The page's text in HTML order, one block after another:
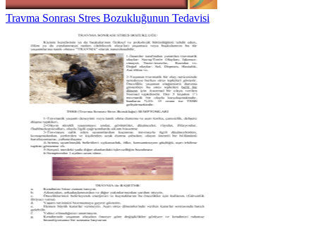
Travma Sonrası Stres Bozukluğunun Tedavisi